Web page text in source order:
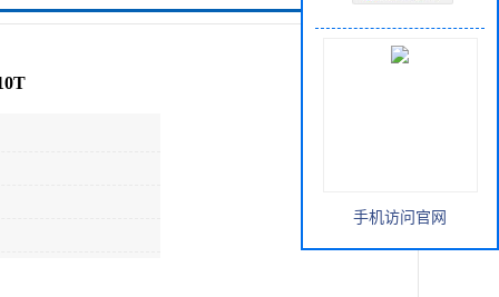
手机访问官网